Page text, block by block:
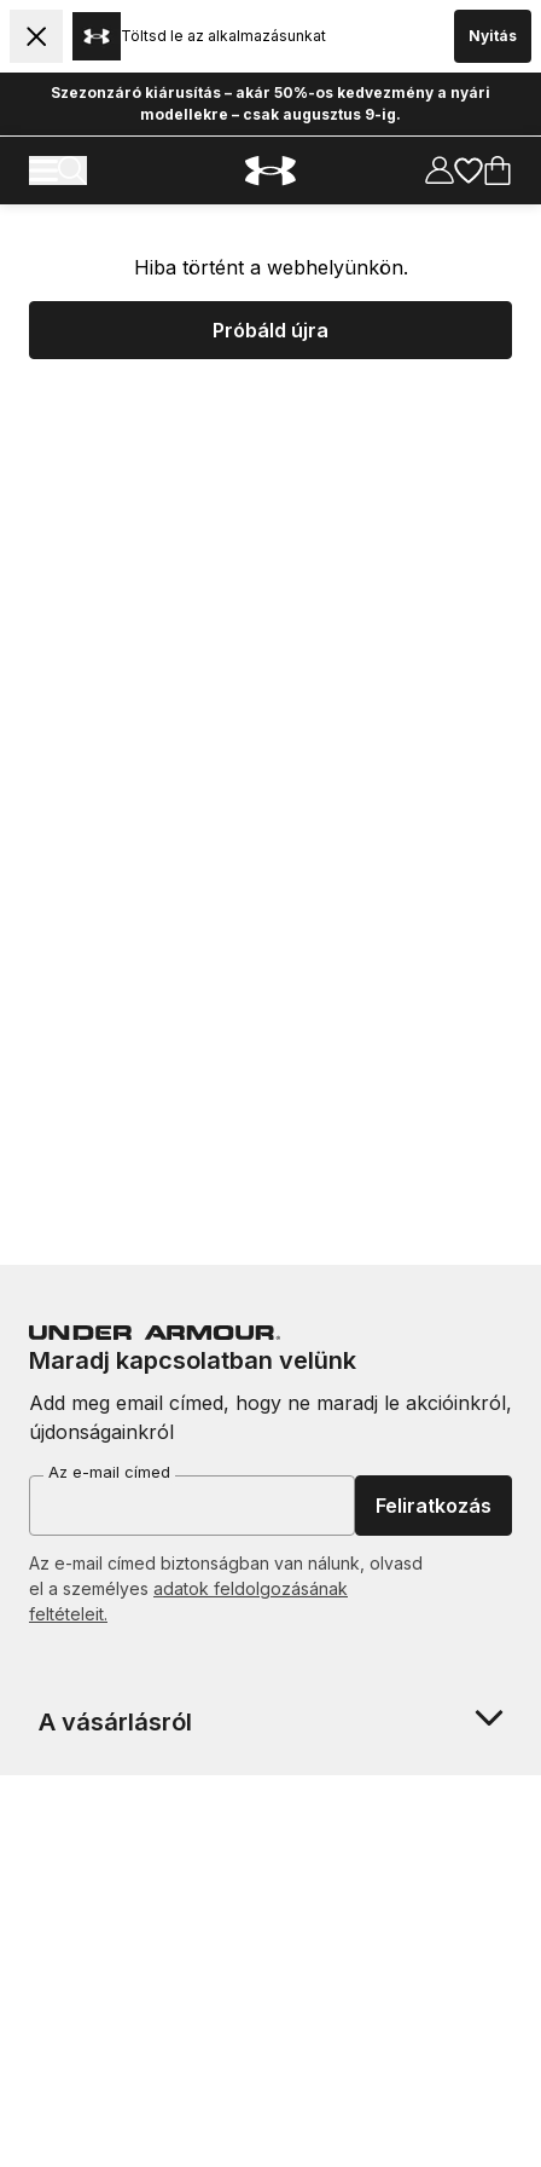
Töltsd le az alkalmazásunkat Nyitás
Szezonzáró kiárusítás – akár 50%-os kedvezmény a nyári
modellekre – csak augusztus 9-ig.
Hiba történt a webhelyünkön.
Próbáld újra
Maradj kapcsolatban velünk
Add meg email címed, hogy ne maradj le akcióinkról,
újdonságainkról
Az e-mail címed
Feliratkozás
Az e-mail címed biztonságban van nálunk, olvasd
el a személyes adatok feldolgozásának
feltételeit.
A vásárlásról